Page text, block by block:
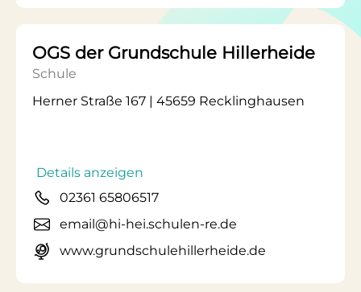
OGS der Grundschule Hillerheide
Schule
Herner Straße 167 | 45659 Recklinghausen
Details anzeigen
02361 65806517
email@hi-hei.schulen-re.de
www.grundschulehillerheide.de